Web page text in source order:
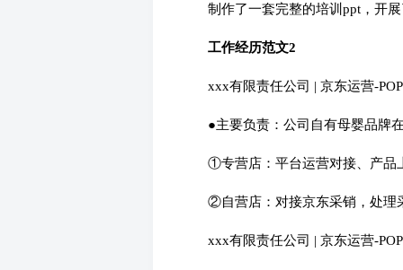
制作了一套完整的培训ppt，开
工作经历范文2
xxx有限责任公司 | 京东运营-
●主要负责：公司自有母婴品牌
①专营店：平台运营对接、产品
②自营店：对接京东采销，处理
xxx有限责任公司 | 京东运营-